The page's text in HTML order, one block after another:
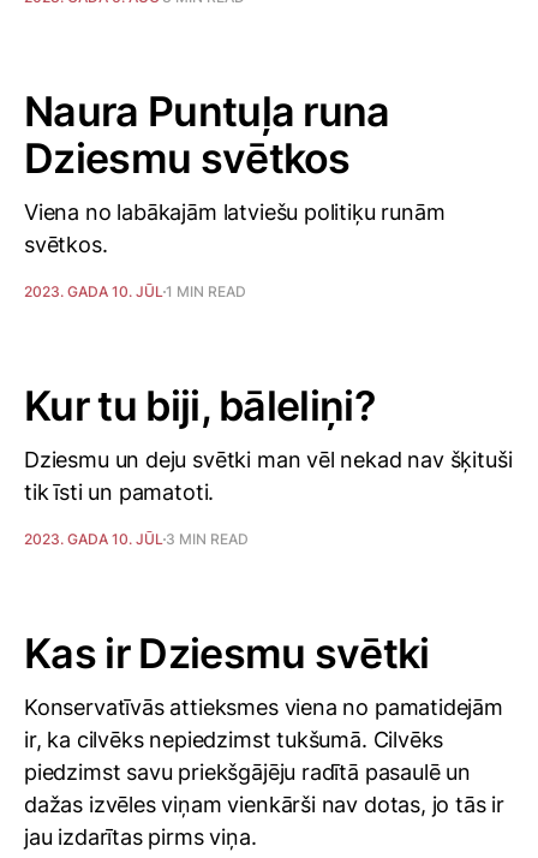
Naura Puntuļa runa
Dziesmu svētkos
Viena no labākajām latviešu politiķu runām
svētkos.
2023. GADA 10. JŪL1 MIN READ
Kur tu biji, bāleliņi?
Dziesmu un deju svētki man vēl nekad nav šķituši
tik īsti un pamatoti.
2023. GADA 10. JŪL 3 MIN READ
Kas ir Dziesmu svētki
Konservatīvās attieksmes viena no pamatidejām
ir, ka cilvēks nepiedzimst tukšumā. Cilvēks
piedzimst savu priekšgājēju radītā pasaulē un
dažas izvēles viņam vienkārši nav dotas, jo tās ir
jau izdarītas pirms viņa.